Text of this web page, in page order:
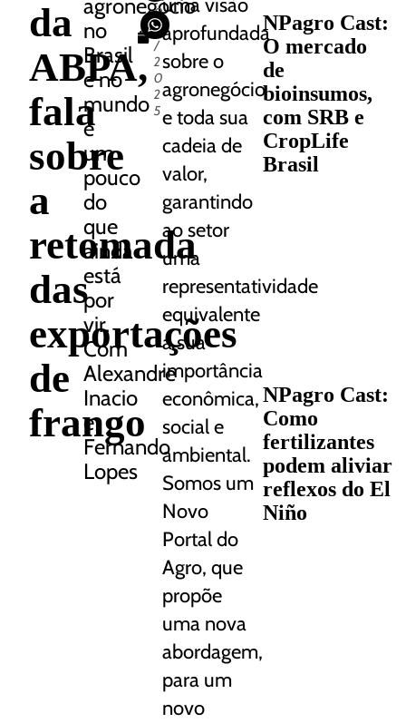
da
ABPA,
fala
sobre
a
retomada
das
exportações
de
frango
agronegócio
no
Brasil
e no
mundo
e
um
pouco
do
que
ainda
está
por
vir.
Com
Alexandre
Inacio
e
Fernando
Lopes
0
6
/
2
0
2
5
uma visão
aprofundada
sobre o
agronegócio
e toda sua
cadeia de
valor,
garantindo
ao setor
uma
representatividade
equivalente
a sua
importância
econômica,
social e
ambiental.
Somos um
Novo
Portal do
Agro, que
propõe
uma nova
abordagem,
para um
novo
NPagro Cast:
O mercado
de
bioinsumos,
com SRB e
CropLife
Brasil
NPagro Cast:
Como
fertilizantes
podem aliviar
reflexos do El
Niño